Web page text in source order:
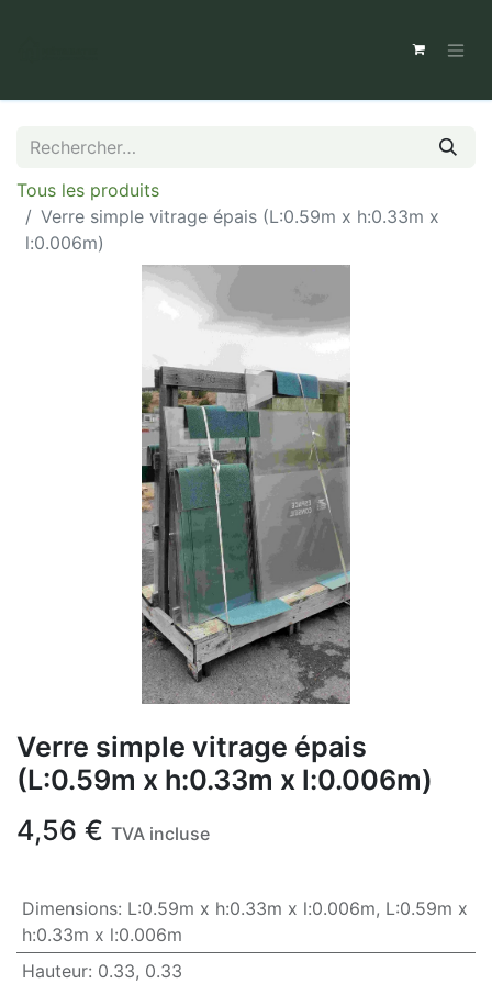
Tous les produits
Verre simple vitrage épais (L:0.59m x h:0.33m x
l:0.006m)
Verre simple vitrage épais
(L:0.59m x h:0.33m x l:0.006m)
4,56 € TVA incluse
Dimensions: L:0.59m x h:0.33m x l:0.006m, L:0.59m x
h:0.33m x l:0.006m
Hauteur: 0.33, 0.33